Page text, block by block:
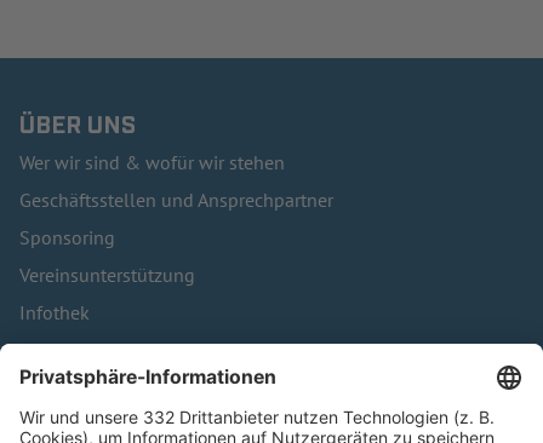
ÜBER UNS
Wer wir sind & wofür wir stehen
Geschäftsstellen und Ansprechpartner
Sponsoring
Vereinsunterstützung
Infothek
Kontakt
HÄUFIG BESUCHTE SEITEN